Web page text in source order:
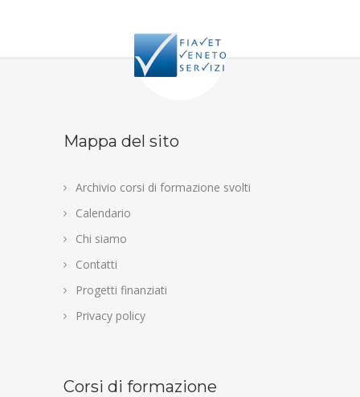
Mappa del sito
Archivio corsi di formazione svolti
Calendario
Chi siamo
Contatti
Progetti finanziati
Privacy policy
Corsi di formazione